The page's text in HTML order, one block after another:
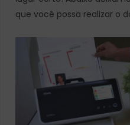
que você possa realizar o